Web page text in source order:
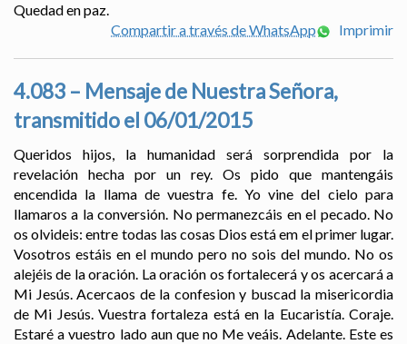
Quedad en paz.
Compartir a través de WhatsApp
Imprimir
4.083 – Mensaje de Nuestra Señora,
transmitido el 06/01/2015
Queridos hijos, la humanidad será sorprendida por la
revelación hecha por un rey. Os pido que mantengáis
encendida la llama de vuestra fe. Yo vine del cielo para
llamaros a la conversión. No permanezcáis en el pecado. No
os olvideis: entre todas las cosas Dios está em el primer lugar.
Vosotros estáis en el mundo pero no sois del mundo. No os
alejéis de la oración. La oración os fortalecerá y os acercará a
Mi Jesús. Acercaos de la confesion y buscad la misericordia
de Mi Jesús. Vuestra fortaleza está en la Eucaristía. Coraje.
Estaré a vuestro lado aun que no Me veáis. Adelante. Este es